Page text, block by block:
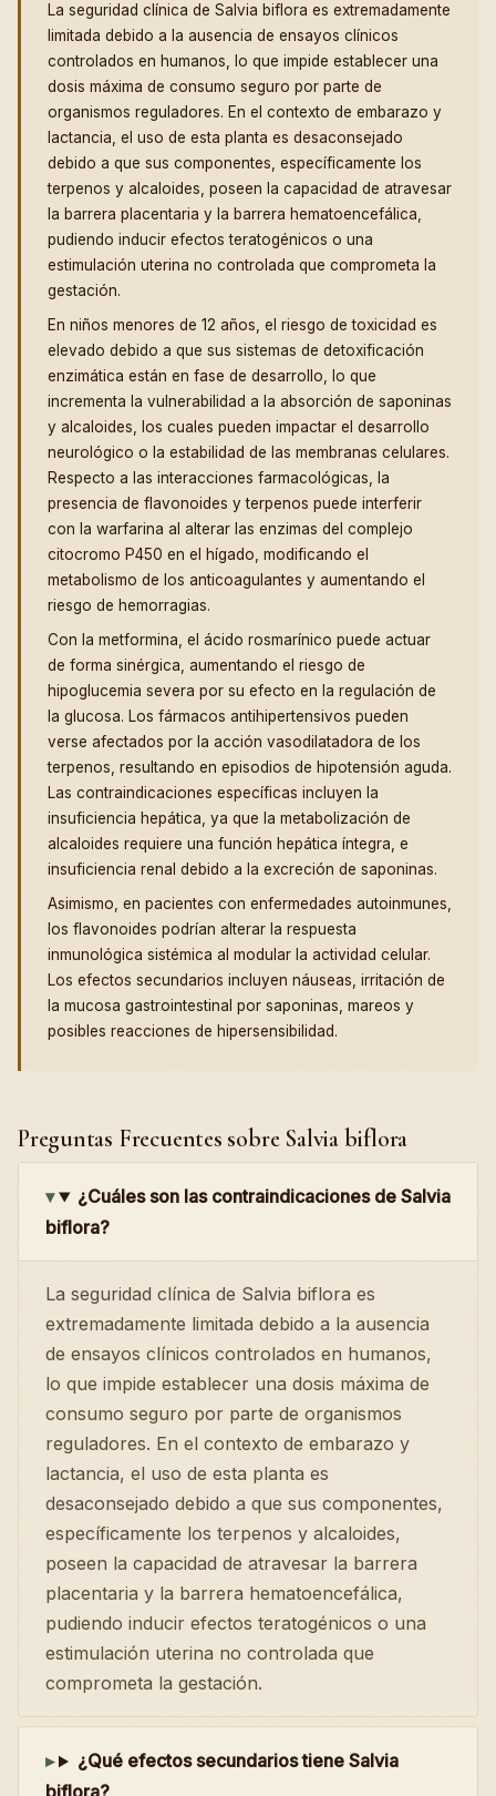
La seguridad clínica de Salvia biflora es extremadamente
limitada debido a la ausencia de ensayos clínicos
controlados en humanos, lo que impide establecer una
dosis máxima de consumo seguro por parte de
organismos reguladores. En el contexto de embarazo y
lactancia, el uso de esta planta es desaconsejado
debido a que sus componentes, específicamente los
terpenos y alcaloides, poseen la capacidad de atravesar
la barrera placentaria y la barrera hematoencefálica,
pudiendo inducir efectos teratogénicos o una
estimulación uterina no controlada que comprometa la
gestación.
En niños menores de 12 años, el riesgo de toxicidad es
elevado debido a que sus sistemas de detoxificación
enzimática están en fase de desarrollo, lo que
incrementa la vulnerabilidad a la absorción de saponinas
y alcaloides, los cuales pueden impactar el desarrollo
neurológico o la estabilidad de las membranas celulares.
Respecto a las interacciones farmacológicas, la
presencia de flavonoides y terpenos puede interferir
con la warfarina al alterar las enzimas del complejo
citocromo P450 en el hígado, modificando el
metabolismo de los anticoagulantes y aumentando el
riesgo de hemorragias.
Con la metformina, el ácido rosmarínico puede actuar
de forma sinérgica, aumentando el riesgo de
hipoglucemia severa por su efecto en la regulación de
la glucosa. Los fármacos antihipertensivos pueden
verse afectados por la acción vasodilatadora de los
terpenos, resultando en episodios de hipotensión aguda.
Las contraindicaciones específicas incluyen la
insuficiencia hepática, ya que la metabolización de
alcaloides requiere una función hepática íntegra, e
insuficiencia renal debido a la excreción de saponinas.
Asimismo, en pacientes con enfermedades autoinmunes,
los flavonoides podrían alterar la respuesta
inmunológica sistémica al modular la actividad celular.
Los efectos secundarios incluyen náuseas, irritación de
la mucosa gastrointestinal por saponinas, mareos y
posibles reacciones de hipersensibilidad.
Preguntas Frecuentes sobre Salvia biflora
¿Cuáles son las contraindicaciones de Salvia
biflora?
La seguridad clínica de Salvia biflora es
extremadamente limitada debido a la ausencia
de ensayos clínicos controlados en humanos,
lo que impide establecer una dosis máxima de
consumo seguro por parte de organismos
reguladores. En el contexto de embarazo y
lactancia, el uso de esta planta es
desaconsejado debido a que sus componentes,
específicamente los terpenos y alcaloides,
poseen la capacidad de atravesar la barrera
placentaria y la barrera hematoencefálica,
pudiendo inducir efectos teratogénicos o una
estimulación uterina no controlada que
comprometa la gestación.
¿Qué efectos secundarios tiene Salvia